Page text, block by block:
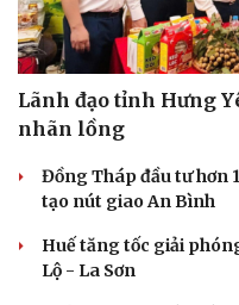
Lãnh đạo tỉnh Hưng
nhãn lồng
Đồng Tháp đầu tư hơn
tạo nút giao An Bình
Huế tăng tốc giải
Lộ - La Sơn